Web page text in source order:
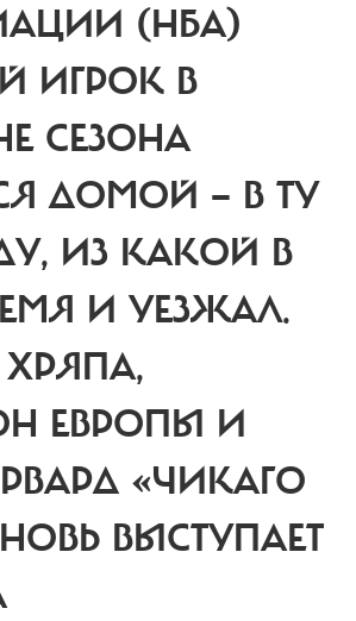
(НБА)
ИГРОК В
СЕЗОНА
ДОМОЙ — В ТУ
ИЗ КАКОЙ В
И УЕЗЖАЛ.
ЕВРОПЫ И
«ЧИКАГО
ВЫСТУПАЕТ